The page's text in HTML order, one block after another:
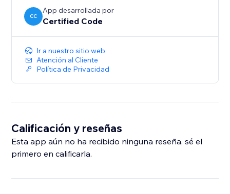
CC
App desarrollada por
Certified Code
Ir a nuestro sitio web
Atención al Cliente
Política de Privacidad
Calificación y reseñas
Esta app aún no ha recibido ninguna reseña, sé el
primero en calificarla.